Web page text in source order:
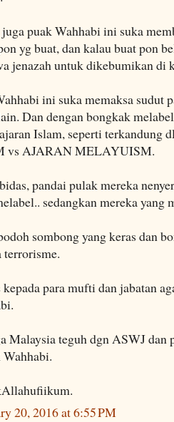
puak Wahhabi ini suka
yg buat, dan kalau buat pon
jenazah untuk dikebumikan di
ini suka memaksa sudut
Dan dengan bongkak
Islam, seperti
vs AJARAN MELAYUISM.
pandai pulak mereka
sedangkan mereka yang
sombong yang keras dan
terrorisme.
kepada para mufti dan jabatan
Malaysia teguh dgn ASWJ dan
20, 2016 at 6:55 PM